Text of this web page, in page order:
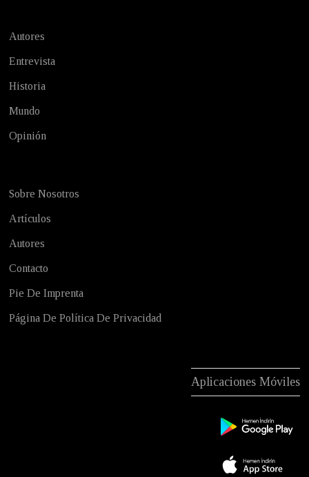
Autores
Entrevista
Historia
Mundo
Opinión
Sobre Nosotros
Artículos
Autores
Contacto
Pie De Imprenta
Página De Política De Privacidad
Aplicaciones Móviles